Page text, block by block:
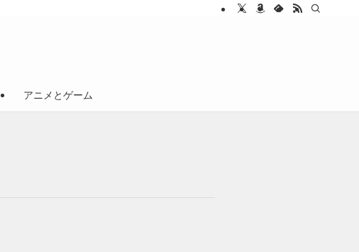
アニメとゲーム